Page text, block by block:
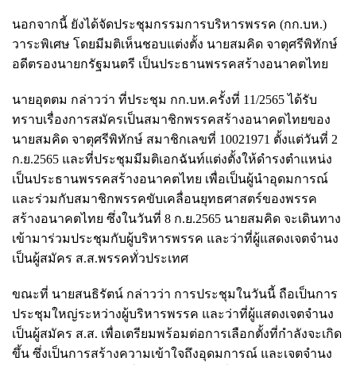
นอกจากนี้ ยังได้จัดประชุมกรรมการบริหารพรรค (กก.บห.)
วาระพิเศษ โดยมีมติเห็นชอบแต่งตั้ง นายสมคิด จาตุศรีพิทักษ์
อดีตรองนายกรัฐมนตรี เป็นประธานพรรคสร้างอนาคตไทย
นายอุตตม กล่าวว่า ที่ประชุม กก.บห.ครั้งที่ 11/2565 ได้รับ
ทราบเรื่องการสมัครเป็นสมาชิกพรรคสร้างอนาคตไทยของ
นายสมคิด จาตุศรีพิทักษ์ สมาชิกเลขที่ 10021971 ตั้งแต่วันที่ 2
ก.ย.2565 และที่ประชุมมีมติเอกฉันท์แต่งตั้งให้ดำรงตำแหน่ง
เป็นประธานพรรคสร้างอนาคตไทย เพื่อเป็นผู้นำอุดมการณ์
และร่วมกับสมาชิกพรรคขับเคลื่อนยุทธศาสตร์ของพรรค
สร้างอนาคตไทย ซึ่งในวันที่ 8 ก.ย.2565 นายสมคิด จะเดินทาง
เข้ามาร่วมประชุมกับผู้บริหารพรรค และว่าที่ผู้แสดงเจตจำนง
เป็นผู้สมัคร ส.ส.พรรคทั่วประเทศ
ขณะที่ นายสนธิรัตน์ กล่าวว่า การประชุมในวันนี้ ถือเป็นการ
ประชุมใหญ่ระหว่างผู้บริหารพรรค และว่าที่ผู้แสดงเจตจำนง
เป็นผู้สมัคร ส.ส. เพื่อเตรียมพร้อมต่อการเลือกตั้งที่กำลังจะเกิด
ขึ้น ซึ่งเป็นการสร้างความเข้าใจถึงอุดมการณ์ และเจตจำนง